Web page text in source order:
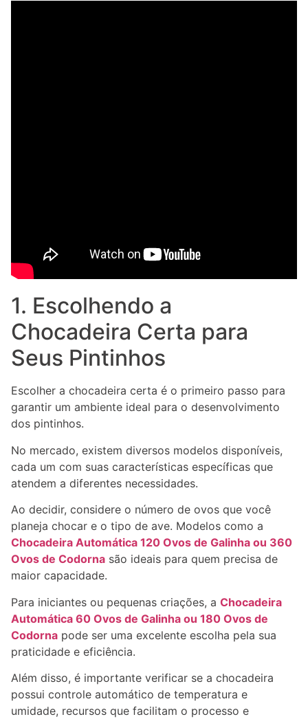
1. Escolhendo a
Chocadeira Certa para
Seus Pintinhos
Escolher a chocadeira certa é o primeiro passo para
garantir um ambiente ideal para o desenvolvimento
dos pintinhos.
No mercado, existem diversos modelos disponíveis,
cada um com suas características específicas que
atendem a diferentes necessidades.
Ao decidir, considere o número de ovos que você
planeja chocar e o tipo de ave. Modelos como a
Chocadeira Automática 120 Ovos de Galinha ou 360
Ovos de Codorna são ideais para quem precisa de
maior capacidade.
Para iniciantes ou pequenas criações, a Chocadeira
Automática 60 Ovos de Galinha ou 180 Ovos de
Codorna pode ser uma excelente escolha pela sua
praticidade e eficiência.
Além disso, é importante verificar se a chocadeira
possui controle automático de temperatura e
umidade, recursos que facilitam o processo e